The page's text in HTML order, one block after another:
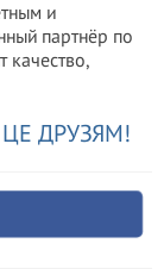
и
партнёр по
качество,
ДРУЗЯМ!